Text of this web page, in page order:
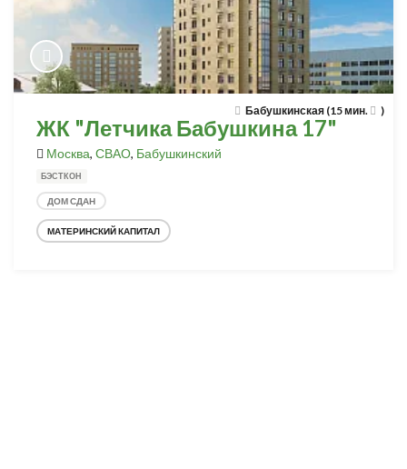
Бабушкинская (15 мин. )
ЖК "Летчика Бабушкина 17"
Москва, СВАО, Бабушкинский
БЭСТКОН
ДОМ СДАН
МАТЕРИНСКИЙ КАПИТАЛ